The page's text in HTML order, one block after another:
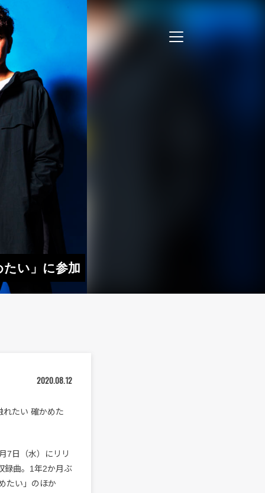
たい」に参加
2020.08.12
れたい 確かめた
7日（水）にリリ
録曲。1年2か月ぶ
たい」のほか